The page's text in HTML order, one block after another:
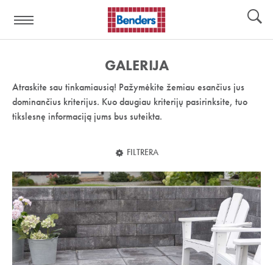
nuoroda:
GALERIJA
Atraskite sau tinkamiausią! Pažymėkite žemiau esančius jus
dominančius kriterijus. Kuo daugiau kriterijų pasirinksite, tuo
tikslesnę informaciją jums bus suteikta.
FILTRERA